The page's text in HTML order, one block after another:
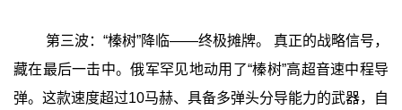
第三波：“榛树”降临——终极摊牌。 真正的战略信号，
藏在最后一击中。俄军罕见地动用了“榛树”高超音速中程导
弹。这款速度超过10马赫、具备多弹头分导能力的武器，自